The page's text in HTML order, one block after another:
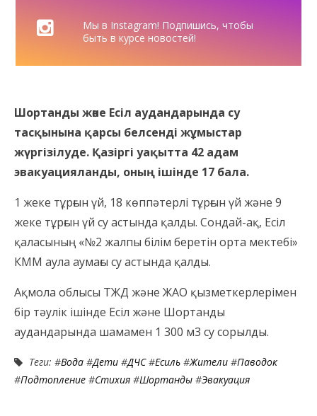
Мы в Instagram! Подпишись, чтобы
быть в курсе новостей!
Шортанды және Есіл аудандарында су
тасқынына қарсы белсенді жұмыстар
жүргізілуде. Қазіргі уақытта 42 адам
эвакуацияланды, оның ішінде 17 бала.
1 жеке тұрғын үй, 18 көппәтерлі тұрғын үй және 9
жеке тұрғын үй су астында қалды. Сондай-ақ, Есіл
қаласының «№2 жалпы білім беретін орта мектебі»
КММ аула аумағы су астында қалды.
Ақмола облысы ТЖД және ЖАО қызметкерлерімен
бір тәулік ішінде Есіл және Шортанды
аудандарында шамамен 1 300 м3 су сорылды.
Теги: #Вода #Дети #ДЧС#Есиль #Жители #Паводок
#Подтопление #Стихия #Шортанды #Эвакуация